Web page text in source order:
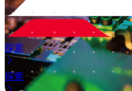
探索
探索